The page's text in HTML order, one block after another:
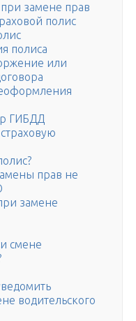
при замене прав
полис
полиса
или
ГИБДД
прав не
замене
смене
водительского